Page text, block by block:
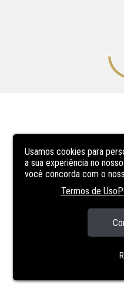
Usamos cookies para
a sua experiência no
você concorda com o
Termos de Uso